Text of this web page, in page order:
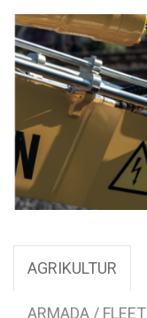
AGRIKULTUR
ARMADA / FLEET